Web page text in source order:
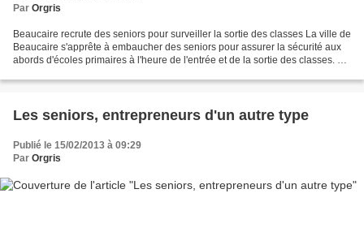
Par Orgris
Beaucaire recrute des seniors pour surveiller la sortie des classes La ville de
Beaucaire s'apprête à embaucher des seniors pour assurer la sécurité aux
abords d'écoles primaires à l'heure de l'entrée et de la sortie des classes. Le
Les seniors, entrepreneurs d'un autre type
Publié le 15/02/2013 à 09:29
Par Orgris